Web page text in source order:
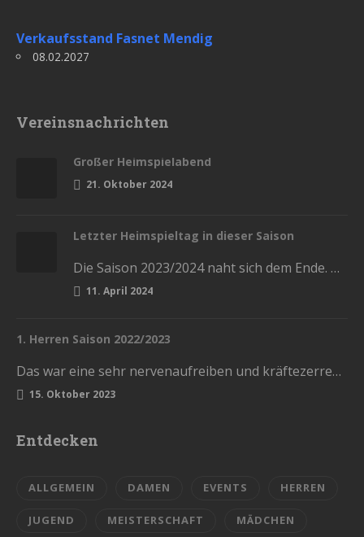
Verkaufsstand Fasnet Mendig
08.02.2027
Vereinsnachrichten
Großer Heimspielabend
21. Oktober 2024
Letzter Heimspieltag in dieser Saison
Die Saison 2023/2024 naht sich dem Ende. Diesen Samstag haben wir die letzten Heimspiele in der Stadthalle. Kommt und lasst…
11. April 2024
1. Herren Saison 2022/2023
Das war eine sehr nervenaufreiben und kräftezerrende Saison. Mit einem Ende, womit wir nicht gerechnet hatten. Die Vorrunde schlossen wir…
15. Oktober 2023
Entdecken
ALLGEMEIN DAMEN EVENTS HERREN
JUGEND MEISTERSCHAFT MÄDCHEN